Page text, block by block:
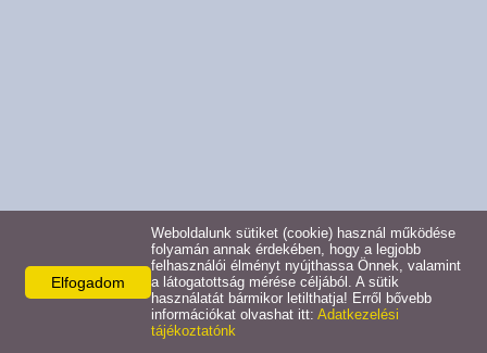
Elfogadom
Weboldalunk sütiket (cookie) használ működése
folyamán annak érdekében, hogy a legjobb
felhasználói élményt nyújthassa Önnek, valamint
a látogatottság mérése céljából. A sütik
használatát bármikor letilthatja! Erről bővebb
információkat olvashat itt: Adatkezelési
tájékoztatónk